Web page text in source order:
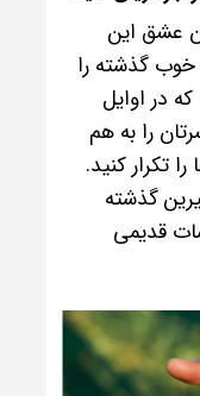
عشق این
گذشته را
که در اوایل
را به هم
تکرار کنید.
گذشته
قدیمی